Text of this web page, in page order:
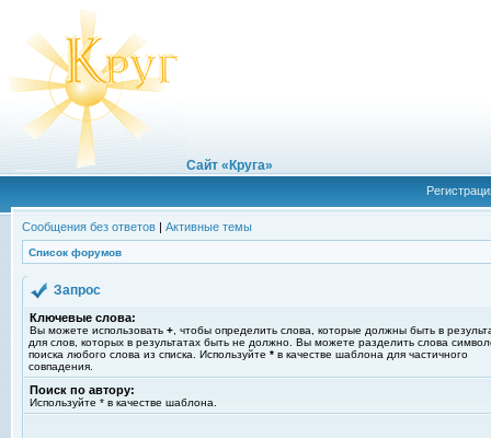
Сайт «Круга»
Сообщения без ответов | Активные темы
Список форумов
Запрос
Ключевые слова:
Вы можете использовать + , чтобы определить слова, которые должны быть в
для слов, которых в результатах быть не должно. Вы можете разделить слова
поиска любого слова из списка. Используйте * в качестве шаблона для частичного
совпадения.
Поиск по автору:
Используйте * в качестве шаблона.